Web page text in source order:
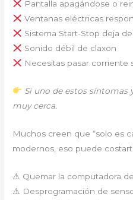
Pantalla apagándose o
Ventanas eléctricas
Sistema Start-Stop deja
Sonido débil de claxon
Necesitas pasar corriente
Si uno de estos síntomas
muy cerca.
Muchos creen que “solo es
modernos, eso puede
⚠ Quemar la computadora
⚠ Desprogramación de